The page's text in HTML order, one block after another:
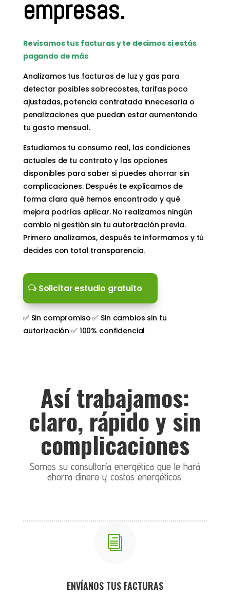
empresas.
Revisamos tus facturas y te decimos si estás
pagando de más
Analizamos tus facturas de luz y gas para
detectar posibles sobrecostes, tarifas poco
ajustadas, potencia contratada innecesaria o
penalizaciones que puedan estar aumentando
tu gasto mensual.
Estudiamos tu consumo real, las condiciones
actuales de tu contrato y las opciones
disponibles para saber si puedes ahorrar sin
complicaciones. Después te explicamos de
forma clara qué hemos encontrado y qué
mejora podrías aplicar. No realizamos ningún
cambio ni gestión sin tu autorización previa.
Primero analizamos, después te informamos y tú
decides con total transparencia.
Solicitar estudio gratuito
✅ Sin compromiso ✅ Sin cambios sin tu
autorización ✅ 100% confidencial
Así trabajamos:
claro, rápido y sin
complicaciones
Somos su consultoría energética que le hará
ahorra dinero y costos energéticos.
i
ENVÍANOS TUS FACTURAS